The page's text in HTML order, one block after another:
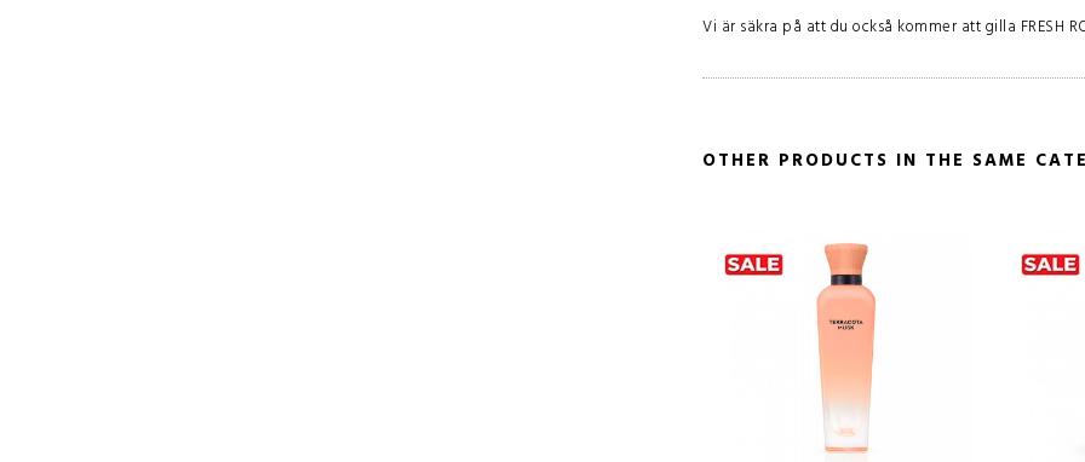
Vi är säkra på att du också kommer att gilla FRESH
OTHER PRODUCTS IN THE SAME